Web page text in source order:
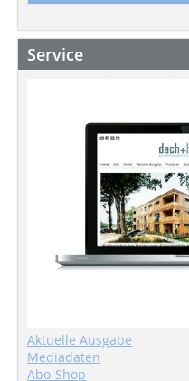
Service
Aktuelle Ausgabe
Mediadaten
Abo-Shop